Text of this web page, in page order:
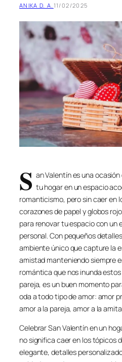
ANIKA D. A. 11/02/2025
S an Valentín es una
tu hogar en un espacio
romanticismo, pero sin caer en
corazones de papel y globos
para renovar tu espacio con un
personal. Con pequeños
ambiente único que capture la
amistad manteniendo siempre
romántica que nos inunda estos
pareja, es un buen momento
oda a todo tipo de amor: amor
amor a la pareja, amor a la
Celebrar San Valentín en un
no significa caer en los tópicos
elegante, detalles